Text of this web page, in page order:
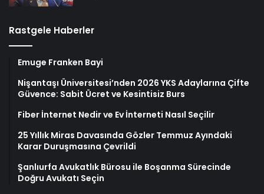
Rastgele Haberler
Emuge Franken Bayi
Nişantaşı Üniversitesi’nden 2026 YKS Adaylarına Çifte
Güvence: Sabit Ücret ve Kesintisiz Burs
Fiber İnternet Nedir ve Ev İnterneti Nasıl Seçilir
25 Yıllık Miras Davasında Gözler Temmuz Ayındaki
Karar Duruşmasına Çevrildi
Şanlıurfa Avukatlık Bürosu ile Boşanma Sürecinde
Doğru Avukatı Seçin